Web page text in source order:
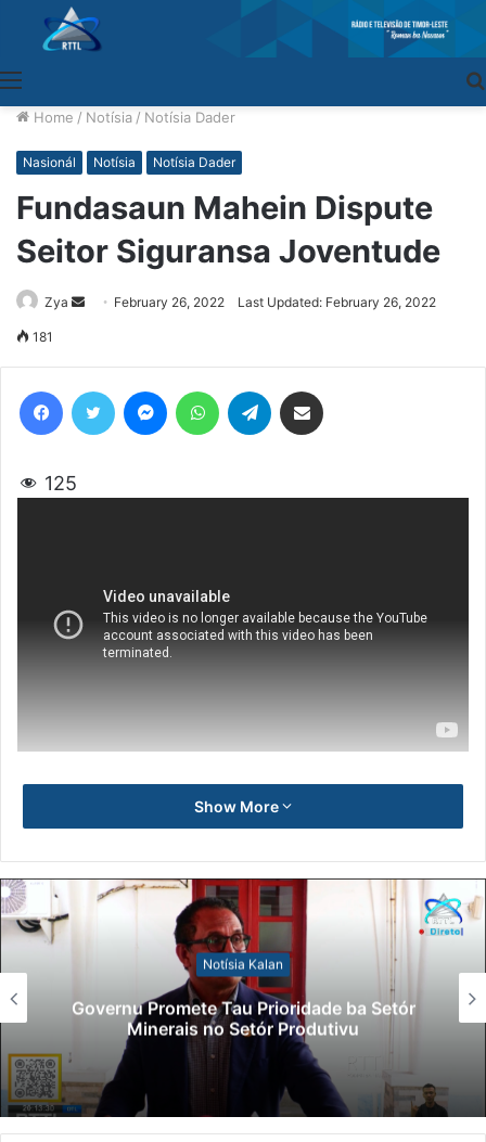
Home / Notísia / Notísia Dader
Nasionál Notísia Notísia Dader
Fundasaun Mahein Dispute
Seitor Siguransa Joventude
Zya
SendFebruary 26, 2022 Last Updated: February 26, 2022
181
125
Show More
Notísia Kalan
Governu Promete Tau Prioridade ba Setór
Minerais no Setór Produtivu